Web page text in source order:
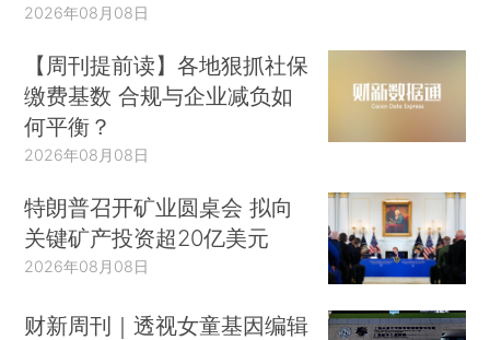
2026年08月08日
【周刊提前读】各地狠抓社保
缴费基数 合规与企业减负如
何平衡？
2026年08月08日
特朗普召开矿业圆桌会 拟向
关键矿产投资超20亿美元
2026年08月08日
财新周刊｜透视女童基因编辑